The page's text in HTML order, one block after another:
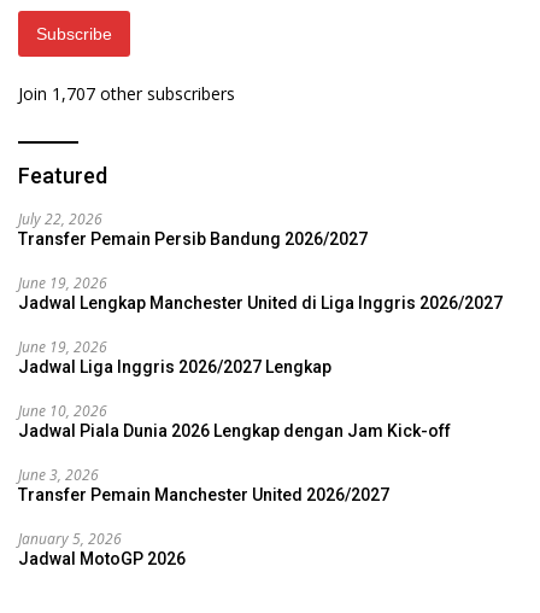
Subscribe
Join 1,707 other subscribers
Featured
July 22, 2026
Transfer Pemain Persib Bandung 2026/2027
June 19, 2026
Jadwal Lengkap Manchester United di Liga Inggris 2026/2027
June 19, 2026
Jadwal Liga Inggris 2026/2027 Lengkap
June 10, 2026
Jadwal Piala Dunia 2026 Lengkap dengan Jam Kick-off
June 3, 2026
Transfer Pemain Manchester United 2026/2027
January 5, 2026
Jadwal MotoGP 2026